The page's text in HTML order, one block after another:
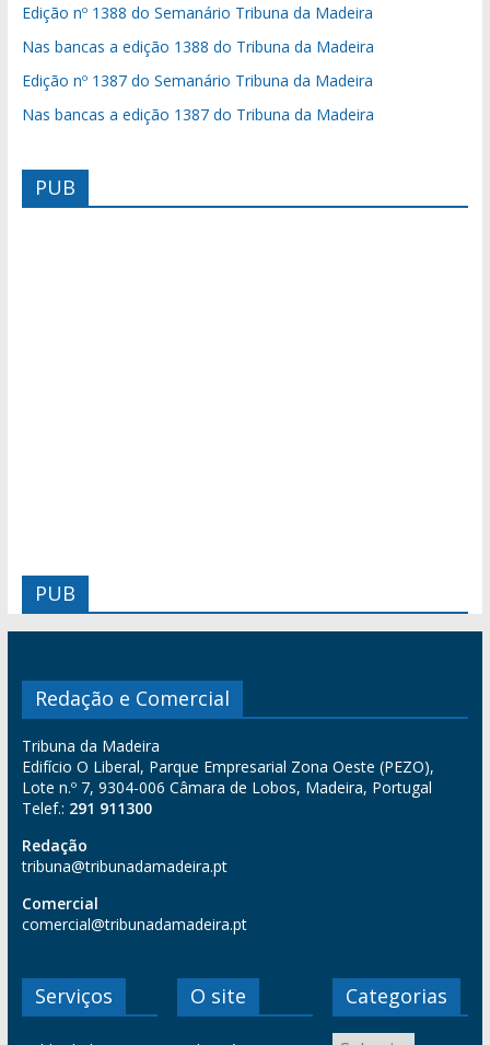
Edição nº 1388 do Semanário Tribuna da Madeira
Nas bancas a edição 1388 do Tribuna da Madeira
Edição nº 1387 do Semanário Tribuna da Madeira
Nas bancas a edição 1387 do Tribuna da Madeira
PUB
PUB
Redação e Comercial
Tribuna da Madeira
Edifício O Liberal, Parque Empresarial Zona Oeste (PEZO),
Lote n.º 7, 9304-006 Câmara de Lobos, Madeira, Portugal
Telef.: 291 911300
Redação
tribuna@tribunadamadeira.pt
Comercial
comercial@tribunadamadeira.pt
Serviços O site Categorias